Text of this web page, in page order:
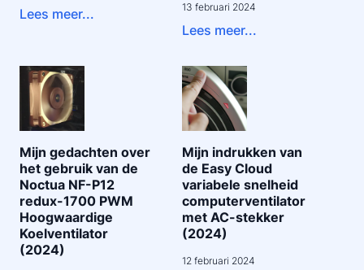
Lees meer... 13 februari 2024
Lees meer...
Mijn gedachten over
het gebruik van de
Noctua NF-P12
redux-1700 PWM
Hoogwaardige
Koelventilator
(2024)
Mijn indrukken van
de Easy Cloud
variabele snelheid
computerventilator
met AC-stekker
(2024)
12 februari 2024